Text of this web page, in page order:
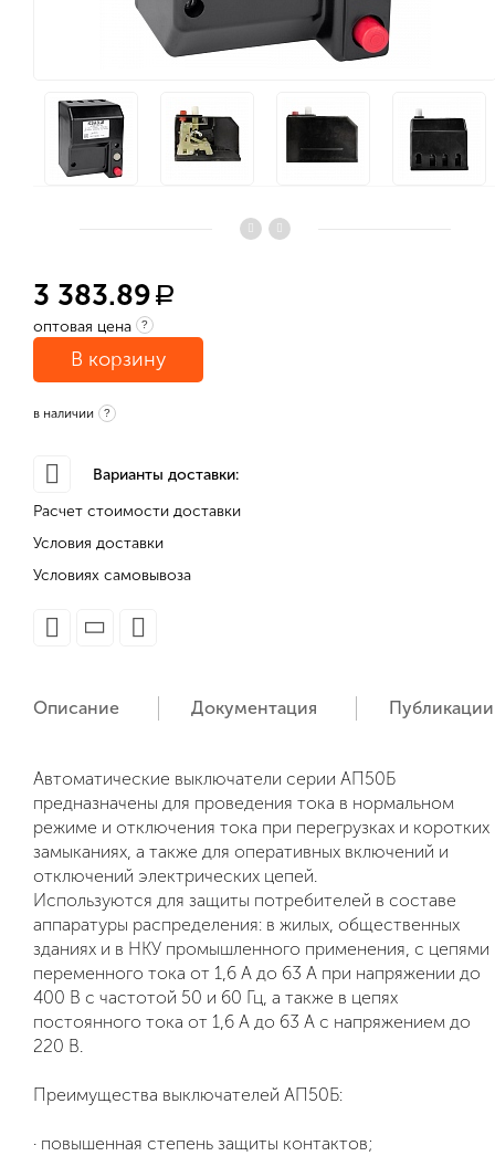
3 383.89 a
оптовая цена ?
В корзину
в наличии ?
Варианты доставки:
Расчет стоимости доставки
Условия доставки
Условиях самовывоза
Описание Документация Публикации
Автоматические выключатели серии АП50Б
предназначены для проведения тока в нормальном
режиме и отключения тока при перегрузках и коротких
замыканиях, а также для оперативных включений и
отключений электрических цепей.
Используются для защиты потребителей в составе
аппаратуры распределения: в жилых, общественных
зданиях и в НКУ промышленного применения, с цепями
переменного тока от 1,6 А до 63 А при напряжении до
400 В с частотой 50 и 60 Гц, а также в цепях
постоянного тока от 1,6 А до 63 А с напряжением до
220 В.
Преимущества выключателей АП50Б:
· повышенная степень защиты контактов;